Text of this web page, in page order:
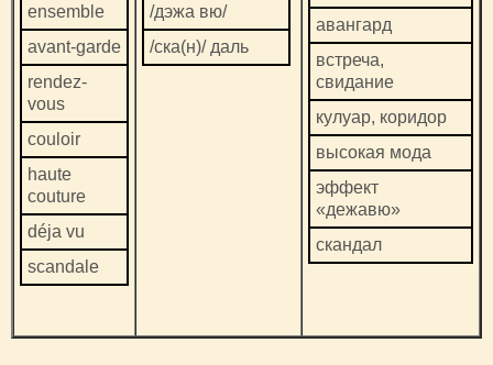
ensemble
avant-garde
rendez-
vous
couloir
haute
couture
déja vu
scandale
/дэжа вю/
/ска(н)/ даль
авангард
встреча,
свидание
кулуар, коридор
высокая мода
эффект
«дежавю»
скандал